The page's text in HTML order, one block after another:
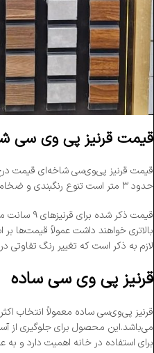
قیمت قرنیز پی وی سی
قیمت قرنیز پی‌وی‌سی شاخه‌ای قیمت
حدود ۳ متر است تنوع رنگبندی و ضخامت در قیمت آن تاثیر مستقیمی دارد.
قیمت ذکر
بالاتری خواهند داشت عمولاً قیمت‌ها
لازم به ذکر است که تغییر رنگ تفاوتی
قرنیز پی وی سی ساده
قرنیز پی‌وی‌سی ساده معمولاً انتخاب
می‌باشد.این محصول برای جلوگیری از
برای استفاده در خانه اهمیت دارد و به